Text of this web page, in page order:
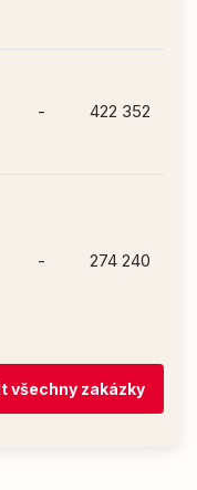
- 422 352
- 274 240
všechny zakázky